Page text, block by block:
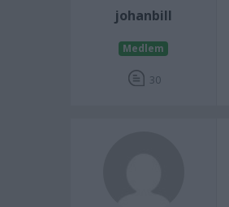
johanbill
Medlem
30